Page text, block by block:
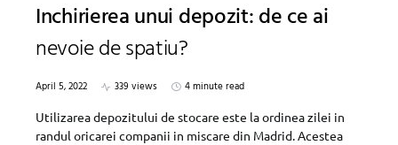
Inchirierea unui depozit: de ce ai
nevoie de spatiu?
April 5, 2022 339 views
4 minute read
Utilizarea depozitului de stocare este la ordinea zilei in
randul oricarei companii in miscare din Madrid. Acestea